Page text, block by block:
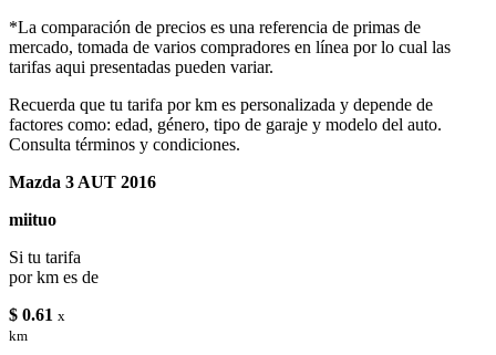
*La comparación de precios es una referencia de primas de
mercado, tomada de varios compradores en línea por lo cual las
tarifas aqui presentadas pueden variar.
Recuerda que tu tarifa por km es personalizada y depende de
factores como: edad, género, tipo de garaje y modelo del auto.
Consulta términos y condiciones.
Mazda 3 AUT 2016
miituo
Si tu tarifa
por km es de
$ 0.61 x
km